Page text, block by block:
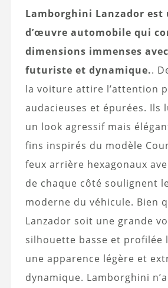
Lamborghini Lanzador est
d’œuvre automobile qui
dimensions immenses
futuriste et dynamique..
la voiture attire l’attention
audacieuses et épurées. Ils
un look agressif mais
fins inspirés du modèle
feux arrière hexagonaux
de chaque côté soulignent
moderne du véhicule. Bien
Lanzador soit une grande
silhouette basse et profilée
une apparence légère et
dynamique. Lamborghini